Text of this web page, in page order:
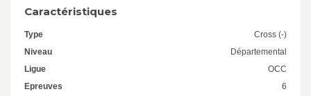
Caractéristiques
Type
Cross (-)
Niveau
Départemental
Ligue
OCC
Epreuves
6